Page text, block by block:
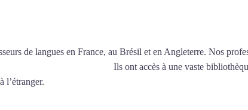
de langues en France, au Brésil et en Angleterre. Nos
Ils ont accès à une vaste
l’étranger.